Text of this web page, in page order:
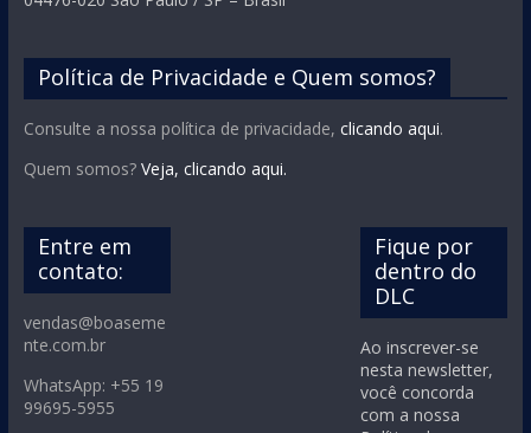
Política de Privacidade e Quem somos?
Consulte a nossa política de privacidade, clicando aqui.
Quem somos? Veja, clicando aqui.
Entre em
contato:
vendas@boaseme
nte.com.br
WhatsApp: +55 19
99695-5955
Fique por
dentro do
DLC
Ao inscrever-se
nesta newsletter,
você concorda
com a nossa